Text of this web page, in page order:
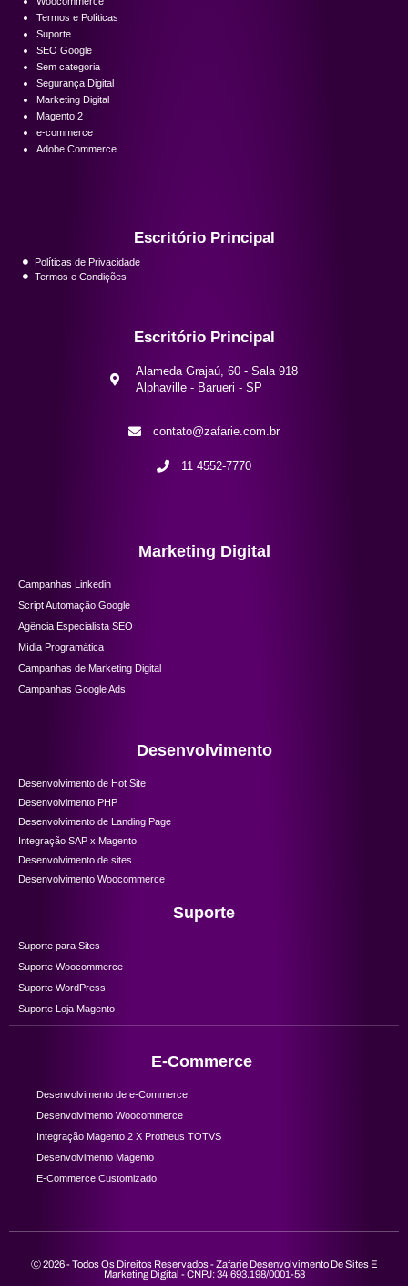
Termos e Políticas
Suporte
SEO Google
Sem categoria
Segurança Digital
Marketing Digital
Magento 2
e-commerce
Adobe Commerce
Escritório Principal
Políticas de Privacidade
Termos e Condições
Escritório Principal
Alameda Grajaú, 60 - Sala 918
Alphaville - Barueri - SP
contato@zafarie.com.br
11 4552-7770
Marketing Digital
Campanhas Linkedin
Script Automação Google
Agência Especialista SEO
Mídia Programática
Campanhas de Marketing Digital
Campanhas Google Ads
Desenvolvimento
Desenvolvimento de Hot Site
Desenvolvimento PHP
Desenvolvimento de Landing Page
Integração SAP x Magento
Desenvolvimento de sites
Desenvolvimento Woocommerce
Suporte
Suporte para Sites
Suporte Woocommerce
Suporte WordPress
Suporte Loja Magento
E-Commerce
Desenvolvimento de e-Commerce
Desenvolvimento Woocommerce
Integração Magento 2 X Protheus TOTVS
Desenvolvimento Magento
E-Commerce Customizado
Ⓒ 2026 - Todos Os Direitos Reservados - Zafarie Desenvolvimento De Sites E
Marketing Digital - CNPJ: 34.693.198/0001-58